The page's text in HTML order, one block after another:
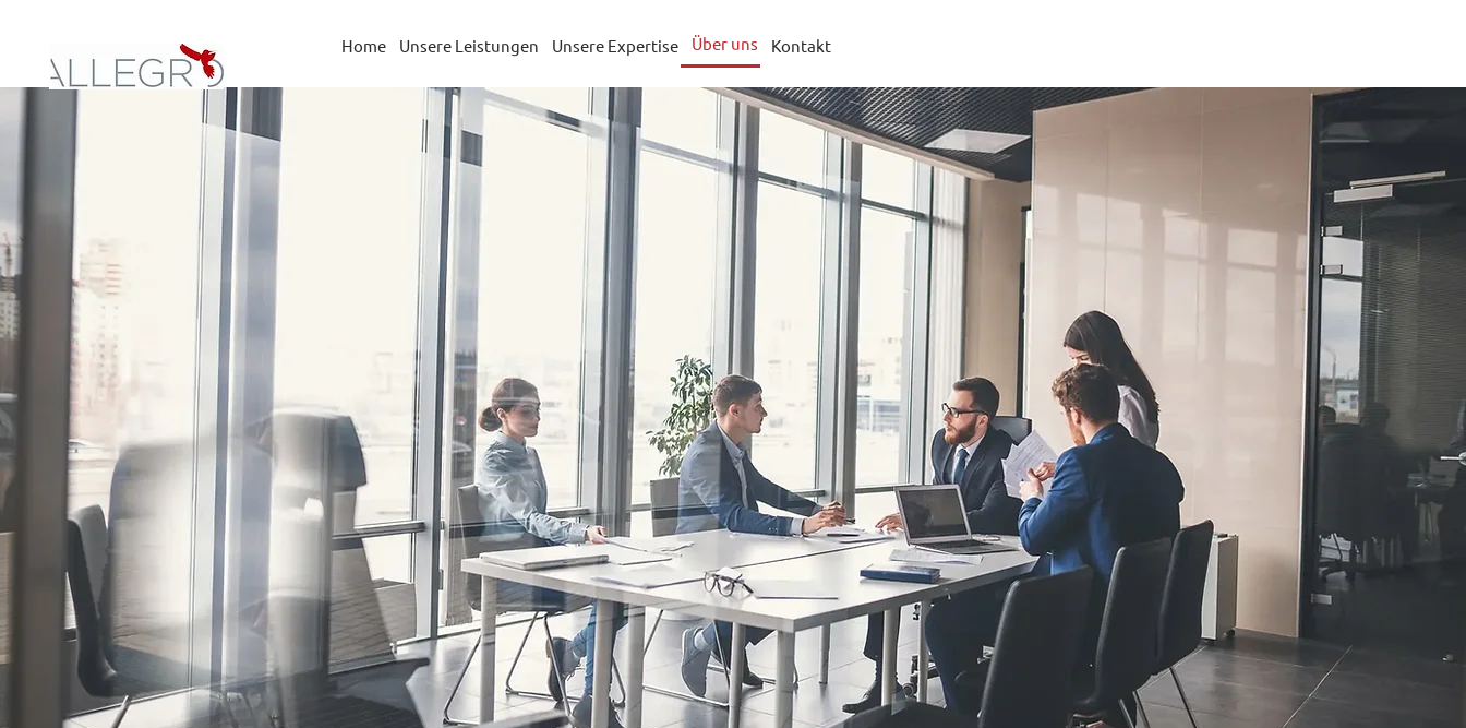
Home Unsere Leistungen Unsere Expertise Über uns Kontakt
Wir sichern Ihren Erfolg
durch globales Mindset,
lokalen Fokus &
persönliches
Commitment.